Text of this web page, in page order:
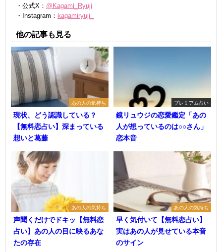
・公式X： @Kagami_Ryuji
・Instagram： kagamiryuji_
他の記事も見る
あの人の気持ち
現状、どう認識している？
【無料恋占い】深まっている
想いと葛藤
プレミアム占い
鏡リュウジの恋愛鑑定「あの
人が想っているのは○○さん」
恋本音
あの人の気持ち
声聞くだけでドキッ【無料恋
占い】あの人の目に映るあな
たの存在
あの人の気持ち
早く気付いて【無料恋占い】
実はあの人が見せている本音
のサイン